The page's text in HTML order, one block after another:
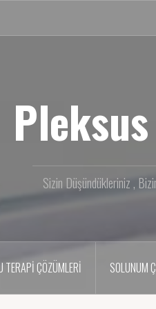
Sizin Düşündükleriniz ,
TERAPI ÇÖZÜMLERI SOLUNUM